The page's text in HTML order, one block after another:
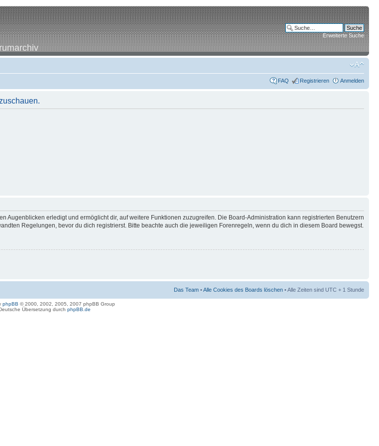
Erweiterte Suche
FAQ Registrieren Anmelden
Augenblicken erledigt und ermöglicht dir, auf weitere Funktionen zuzugreifen. Die Board-Administration kann registrierten Benutzern
Regelungen, bevor du dich registrierst. Bitte beachte auch die jeweiligen Forenregeln, wenn du dich in diesem Board bewegst.
Das Team •Alle Cookies des Boards löschen • Alle Zeiten sind UTC + 1 Stunde
phpBB © 2000, 2002, 2005, 2007 phpBB Group
Übersetzung durch phpBB.de